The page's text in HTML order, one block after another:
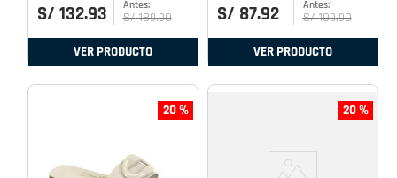
S/ 132.93 S/ 189.90
VER PRODUCTO
S/ 87.92 S/ 109.90
VER PRODUCTO
20 % 20 %